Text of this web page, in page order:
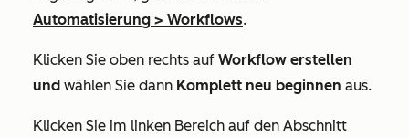
Automatisierung > Workflows.
Klicken Sie oben rechts auf Workflow erstellen
und wählen Sie dann Komplett neu beginnen aus.
Klicken Sie im linken Bereich auf den Abschnitt